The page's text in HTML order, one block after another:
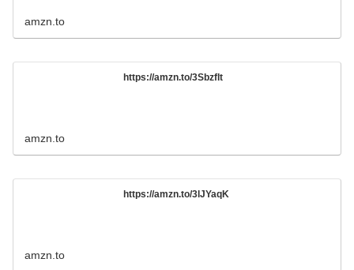
amzn.to
https://amzn.to/3SbzfIt
amzn.to
https://amzn.to/3lJYaqK
amzn.to